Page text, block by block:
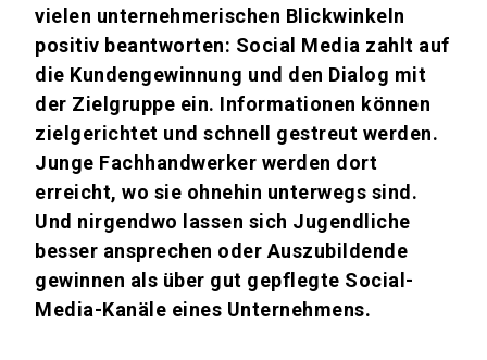
vielen unternehmerischen Blickwinkeln
positiv beantworten: Social Media zahlt auf
die Kundengewinnung und den Dialog mit
der Zielgruppe ein. Informationen können
zielgerichtet und schnell gestreut werden.
Junge Fachhandwerker werden dort
erreicht, wo sie ohnehin unterwegs sind.
Und nirgendwo lassen sich Jugendliche
besser ansprechen oder Auszubildende
gewinnen als über gut gepflegte Social-
Media-Kanäle eines Unternehmens.